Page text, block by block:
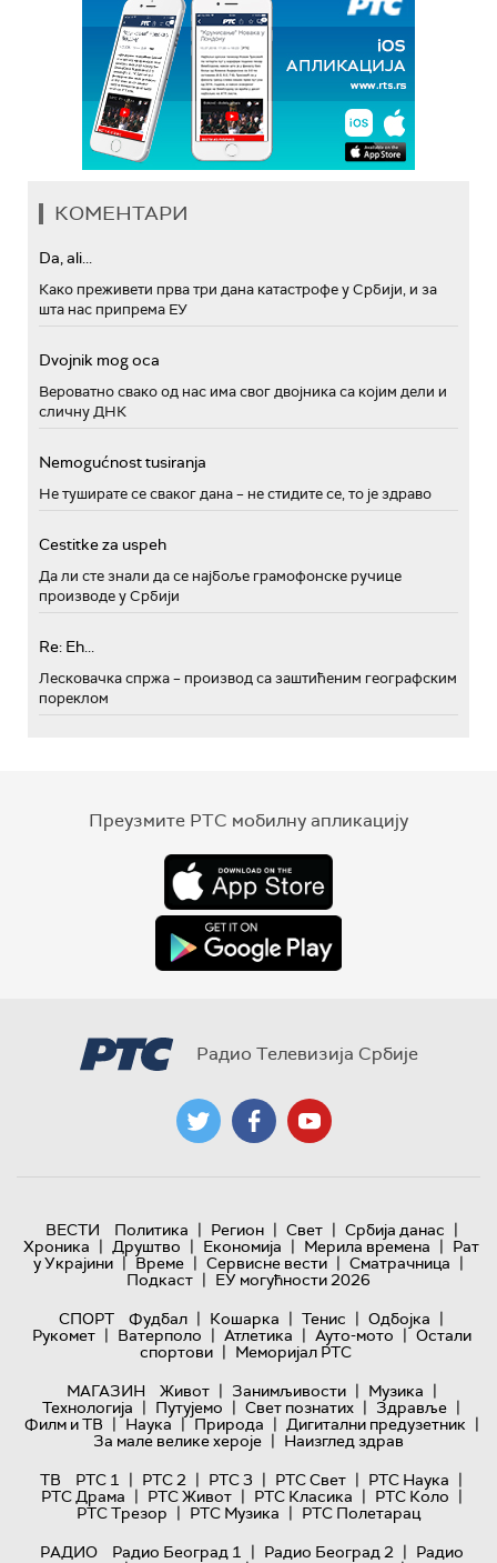
КОМЕНТАРИ
Da, ali...
Како преживети прва три дана катастрофе у Србији, и за
шта нас припрема ЕУ
Dvojnik mog oca
Вероватно свако од нас има свог двојника са којим дели и
сличну ДНК
Nemogućnost tusiranja
Не туширате се сваког дана – не стидите се, то је здраво
Cestitke za uspeh
Да ли сте знали да се најбоље грамофонске ручице
производе у Србији
Re: Eh...
Лесковачка спржа – производ са заштићеним географским
пореклом
Преузмите РТС мобилну апликацију
Радио Телевизија Србије
ВЕСТИ Политика | Регион | Свет | Србија данас |
Хроника | Друштво | Економија | Мерила времена | Рат
у Украјини | Време | Сервисне вести | Сматрачница |
Подкаст | ЕУ могућности 2026
СПОРТ
Фудбал | Кошарка | Тенис | Одбојка |
Рукомет | Ватерполо | Атлетика | Ауто-мото | Остали
спортови | Меморијал РТС
МАГАЗИН
Живот | Занимљивости | Музика |
Технологијa | Путујемо | Свет познатих | Здравље |
Филм и ТВ | Наука | Природа | Дигитални предузетник |
За мале велике хероје | Наизглед здрав
ТВ
РТС 1 | РТС 2 | РТС 3 | РТС Свет | РТС Наука |
РТС Драма | РТС Живот | РТС Класика | РТС Коло |
РТС Трезор | РТС Музика | РТС Полетарац
РАДИО
Радио Београд 1 | Радио Београд 2 | Радио